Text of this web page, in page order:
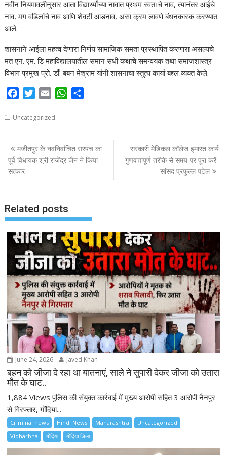
नवीन नियमावलीनुसार आता विद्यार्थ्यांच्या नावात प्रथम स्वतःचे नाव, त्यानंतर आईचे
नाव, मग वडिलांचे नाव आणि शेवटी आडनाव, असा क्रम लावणे बंधनकारक करण्यात
आले.
शासनाने आईला महत्व देणारा निर्णय सामाजिक समता प्रस्थापित करणारा असल्यचे
मत एन. एम. डि महाविद्यालयातील समान संधी कक्षाचे समन्वयक तथा समाजशास्त्र
विभाग प्रमुख प्रो. डाँ. बबन मेश्राम यांनी शासनाचा स्तुत्य कार्या बद्द्ल व्यक्त केले.
c
e
b
o
o
k
T
i
t
t
e
a
i
l
W
t
s
A
p
p
r
e
Uncategorized
P
o
s
n
a
t
i
o
n
मजीतपुर के नवनिर्वाचित सरपंच का
पूर्व विधायक श्री राजेंद्र जैन ने किया
सत्कार
सरकारी मेडिकल कॉलेज इमारत कार्य
गुणवत्तापूर्ण तरीके से समय पर पूरा करें-
सांसद प्रफुल्ल पटेल
Related posts
June 24, 2026 Javed Khan
बहन को जीजा दे रहा था यातनाएं, साले ने सुपारी देकर जीजा को उतारा
मौत के घाट..
1,884 Views पुलिस की संयुक्त कार्रवाई में मुख्य आरोपी सहित 3 आरोपी नैनपुर
से गिरफ्तार, गोंदिया...
Criminal news Hindi News Maharashtra
Uncategorized
Vidharbha
गोंदिया गोंदिया जिला